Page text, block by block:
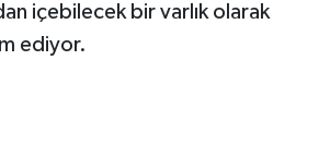
içebilecek bir varlık olarak
ediyor.